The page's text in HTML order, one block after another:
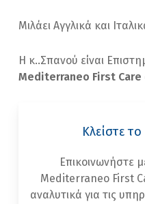
Μιλάει Αγγλικά και
Η κ..Σπανού είναι
Mediterraneo First Care
Κλείστε
Επικοινωνήστε
Mediterraneo First
αναλυτικά για τις